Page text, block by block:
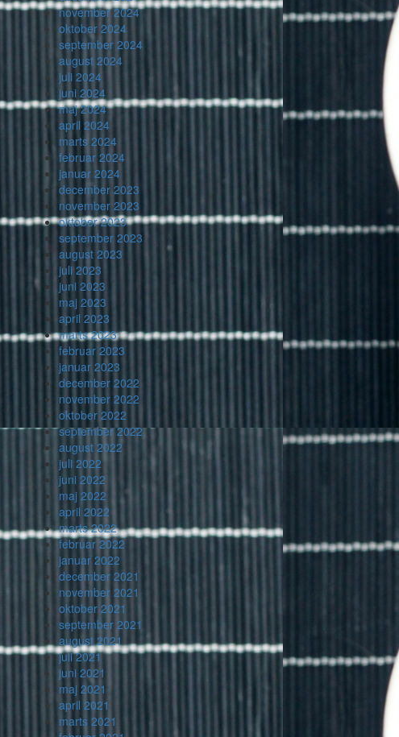
november 2024
oktober 2024
september 2024
august 2024
juli 2024
juni 2024
maj 2024
april 2024
marts 2024
februar 2024
januar 2024
december 2023
november 2023
oktober 2023
september 2023
august 2023
juli 2023
juni 2023
maj 2023
april 2023
marts 2023
februar 2023
januar 2023
december 2022
november 2022
oktober 2022
september 2022
august 2022
juli 2022
juni 2022
maj 2022
april 2022
marts 2022
februar 2022
januar 2022
december 2021
november 2021
oktober 2021
september 2021
august 2021
juli 2021
juni 2021
maj 2021
april 2021
marts 2021